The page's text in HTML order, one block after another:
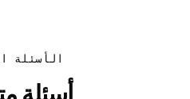
الأسئلة